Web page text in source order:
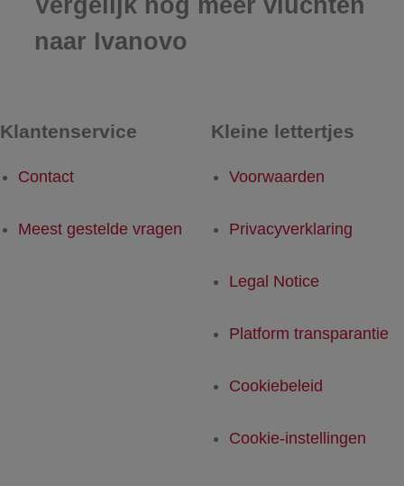
Vergelijk nog meer vluchten
naar Ivanovo
Klantenservice
Contact
Meest gestelde vragen
Kleine lettertjes
Voorwaarden
Privacyverklaring
Legal Notice
Platform transparantie
Cookiebeleid
Cookie-instellingen